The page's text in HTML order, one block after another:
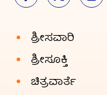
ಶ್ರೀಸವಾರಿ
ಶ್ರೀಸೂಕ್ತಿ
ಚಿತ್ರವಾರ್ತೆ